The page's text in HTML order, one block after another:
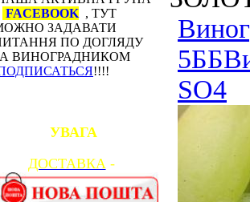
FACEBOOK, ТУТ
ЗАДАВАТИ
ПО ДОГЛЯДУ
ВИНОГРАДНИКОМ
!!!!
УВАГА
ДОСТАВКА-
5ББ
SО4